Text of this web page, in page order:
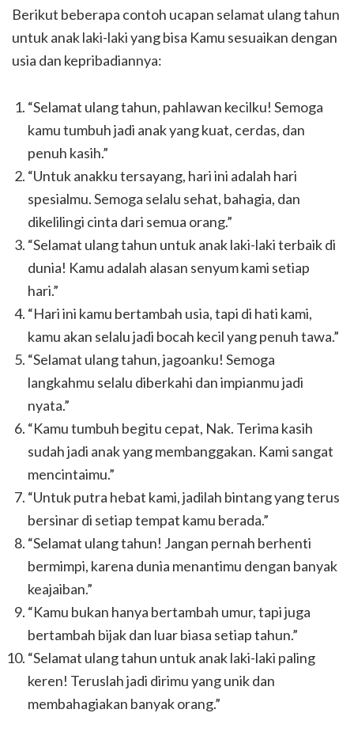
Berikut beberapa contoh ucapan selamat ulang tahun
untuk anak laki-laki yang bisa Kamu sesuaikan dengan
usia dan kepribadiannya:
“Selamat ulang tahun, pahlawan kecilku! Semoga
kamu tumbuh jadi anak yang kuat, cerdas, dan
penuh kasih.”
“Untuk anakku tersayang, hari ini adalah hari
spesialmu. Semoga selalu sehat, bahagia, dan
dikelilingi cinta dari semua orang.”
“Selamat ulang tahun untuk anak laki-laki terbaik di
dunia! Kamu adalah alasan senyum kami setiap
hari.”
“Hari ini kamu bertambah usia, tapi di hati kami,
kamu akan selalu jadi bocah kecil yang penuh tawa.”
“Selamat ulang tahun, jagoanku! Semoga
langkahmu selalu diberkahi dan impianmu jadi
nyata.”
“Kamu tumbuh begitu cepat, Nak. Terima kasih
sudah jadi anak yang membanggakan. Kami sangat
mencintaimu.”
“Untuk putra hebat kami, jadilah bintang yang terus
bersinar di setiap tempat kamu berada.”
“Selamat ulang tahun! Jangan pernah berhenti
bermimpi, karena dunia menantimu dengan banyak
keajaiban.”
“Kamu bukan hanya bertambah umur, tapi juga
bertambah bijak dan luar biasa setiap tahun.”
“Selamat ulang tahun untuk anak laki-laki paling
keren! Teruslah jadi dirimu yang unik dan
membahagiakan banyak orang.”